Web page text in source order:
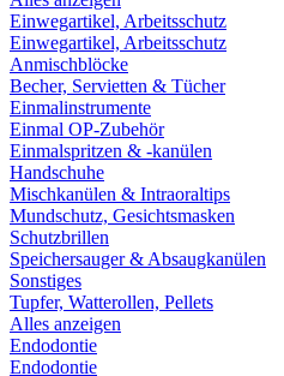
Einwegartikel, Arbeitsschutz
Einwegartikel, Arbeitsschutz
Anmischblöcke
Becher, Servietten & Tücher
Einmalinstrumente
Einmal OP-Zubehör
Einmalspritzen & -kanülen
Handschuhe
Mischkanülen & Intraoraltips
Mundschutz, Gesichtsmasken
Schutzbrillen
Speichersauger & Absaugkanülen
Sonstiges
Tupfer, Watterollen, Pellets
Alles anzeigen
Endodontie
Endodontie